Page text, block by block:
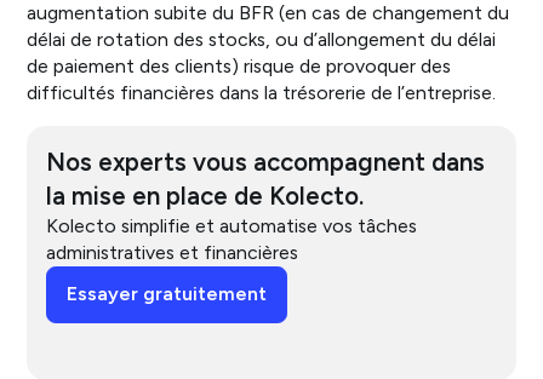
augmentation subite du BFR (en cas de changement du
délai de rotation des stocks, ou d’allongement du délai
de paiement des clients) risque de provoquer des
difficultés financières dans la trésorerie de l’entreprise.
Nos experts vous accompagnent dans
la mise en place de Kolecto.
Kolecto simplifie et automatise vos tâches
administratives et financières
Essayer gratuitement